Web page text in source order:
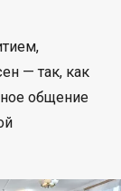
— так, как
общение